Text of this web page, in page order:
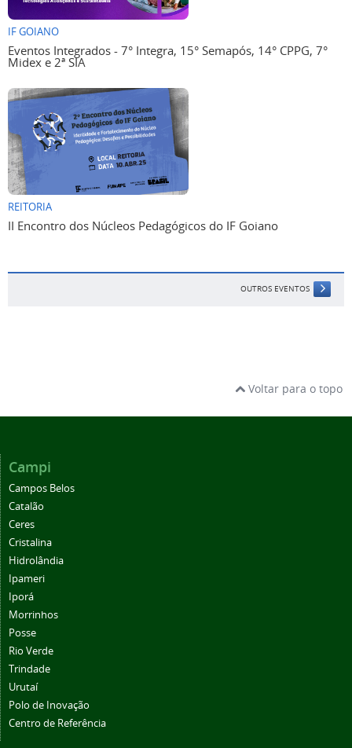
IF GOIANO
Eventos Integrados - 7° Integra, 15° Semapós, 14° CPPG, 7°
Midex e 2ª SIA
REITORIA
II Encontro dos Núcleos Pedagógicos do IF Goiano
OUTROS EVENTOS
Voltar para o topo
Campi
Campos Belos
Catalão
Ceres
Cristalina
Hidrolândia
Ipameri
Iporá
Morrinhos
Posse
Rio Verde
Trindade
Urutaí
Polo de Inovação
Centro de Referência